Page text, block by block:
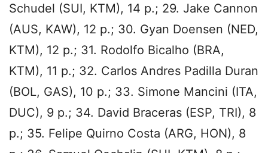
Schudel (SUI, KTM), 14 p.; 29. Jake Cannon
(AUS, KAW), 12 p.; 30. Gyan Doensen (NED,
KTM), 12 p.; 31. Rodolfo Bicalho (BRA,
KTM), 11 p.; 32. Carlos Andres Padilla Duran
(BOL, GAS), 10 p.; 33. Simone Mancini (ITA,
DUC), 9 p.; 34. David Braceras (ESP, TRI), 8
p.; 35. Felipe Quirno Costa (ARG, HON), 8